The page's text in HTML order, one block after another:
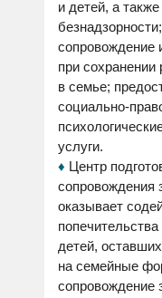
и детей, а
сопровождение
при
в семье;
социально-
услуги.
♦ Центр
оказывает
детей,
на семейные